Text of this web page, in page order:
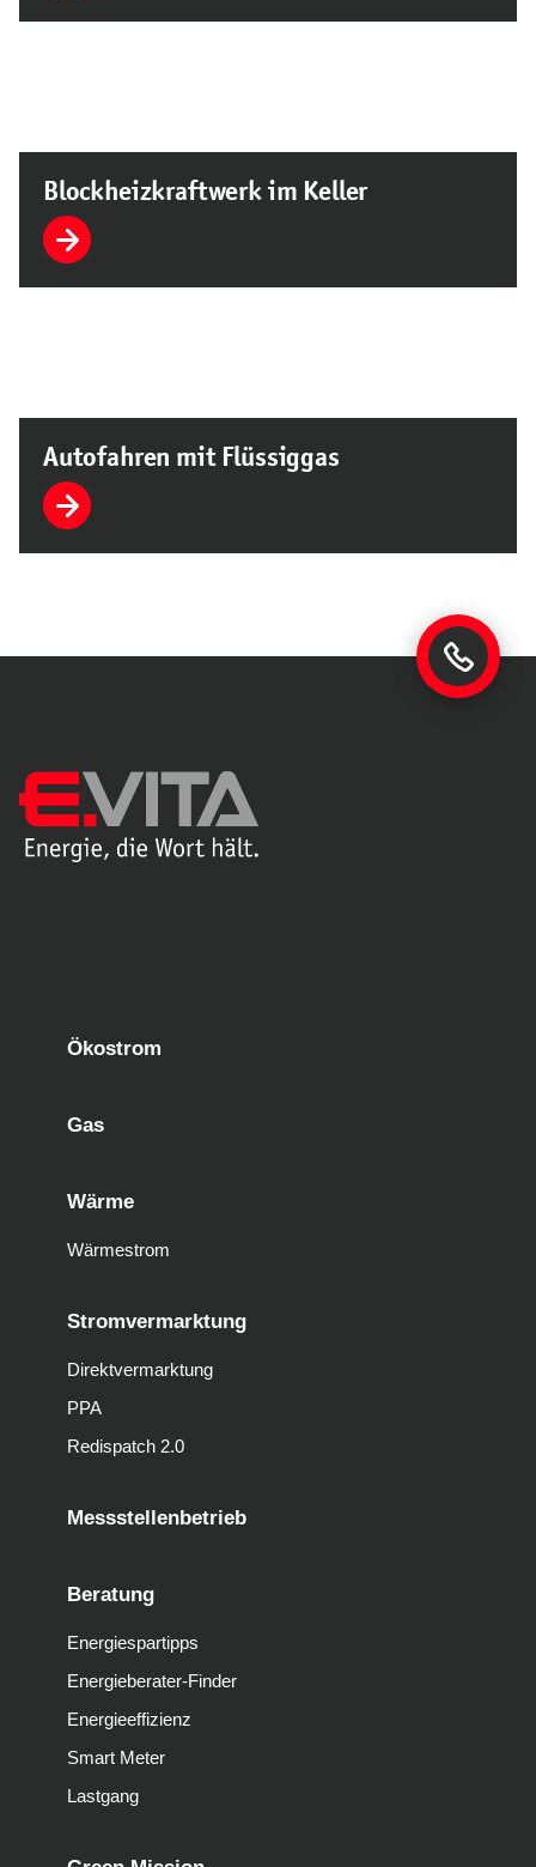
Blockheizkraftwerk im Keller
Autofahren mit Flüssiggas
Ökostrom
Gas
Wärme
Wärmestrom
Stromvermarktung
Direktvermarktung
PPA
Redispatch 2.0
Messstellenbetrieb
Beratung
Energiespartipps
Energieberater-Finder
Energieeffizienz
Smart Meter
Lastgang